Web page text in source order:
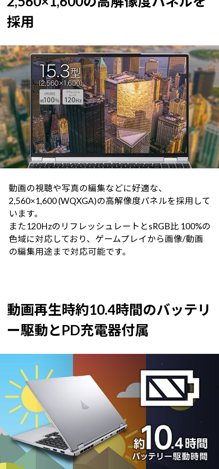
採用
動画の視聴や写真の編集などに好適な、
2,560×1,600 (WQXGA)の高解像度パネルを採用して
います。
また120HzのリフレッシュレートとsRGB比 100%の
色域に対応しており、ゲームプレイから画像/動画
の編集用途まで対応可能です。
動画再生時約10.4時間のバッテリ
ー駆動とPD充電器付属